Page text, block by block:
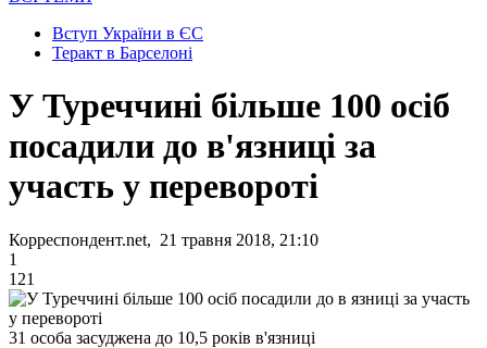
Вступ України в ЄС
Теракт в Барселоні
У Туреччині більше 100 осіб
посадили до в'язниці за
участь у перевороті
Корреспондент.net, 21 травня 2018, 21:10
1
121
31 особа засуджена до 10,5 років в'язниці